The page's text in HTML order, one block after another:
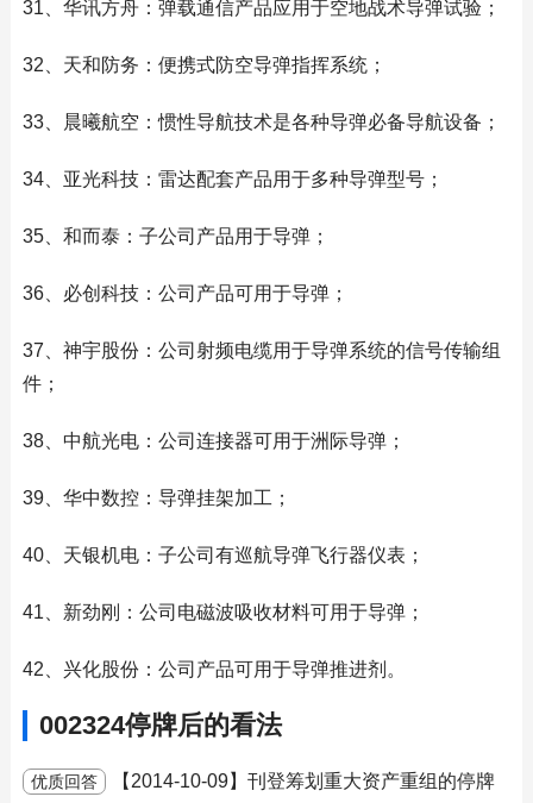
31、华讯方舟：弹载通信产品应用于空地战术导弹试验；
32、天和防务：便携式防空导弹指挥系统；
33、晨曦航空：惯性导航技术是各种导弹必备导航设备；
34、亚光科技：雷达配套产品用于多种导弹型号；
35、和而泰：子公司产品用于导弹；
36、必创科技：公司产品可用于导弹；
37、神宇股份：公司射频电缆用于导弹系统的信号传输组
件；
38、中航光电：公司连接器可用于洲际导弹；
39、华中数控：导弹挂架加工；
40、天银机电：子公司有巡航导弹飞行器仪表；
41、新劲刚：公司电磁波吸收材料可用于导弹；
42、兴化股份：公司产品可用于导弹推进剂。
002324停牌后的看法
优质回答
【2014-10-09】刊登筹划重大资产重组的停牌